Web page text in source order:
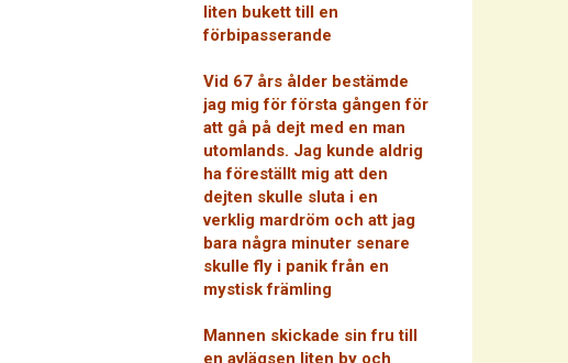
liten bukett till en
förbipasserande
Vid 67 års ålder bestämde
jag mig för första gången för
att gå på dejt med en man
utomlands. Jag kunde aldrig
ha föreställt mig att den
dejten skulle sluta i en
verklig mardröm och att jag
bara några minuter senare
skulle fly i panik från en
mystisk främling
Mannen skickade sin fru till
en avlägsen liten by och